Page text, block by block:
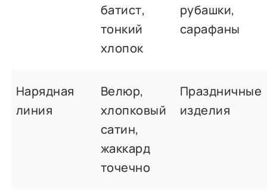
батист,
тонкий
хлопок
рубашки,
сарафаны
Нарядная
линия
Велюр,
хлопковый
сатин,
жаккард
точечно
Праздничные
изделия